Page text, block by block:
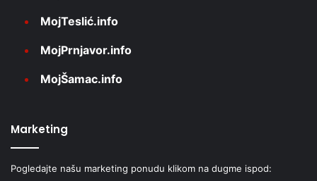
MojTeslić.info
MojPrnjavor.info
MojŠamac.info
Marketing
Pogledajte našu marketing ponudu klikom na dugme ispod: